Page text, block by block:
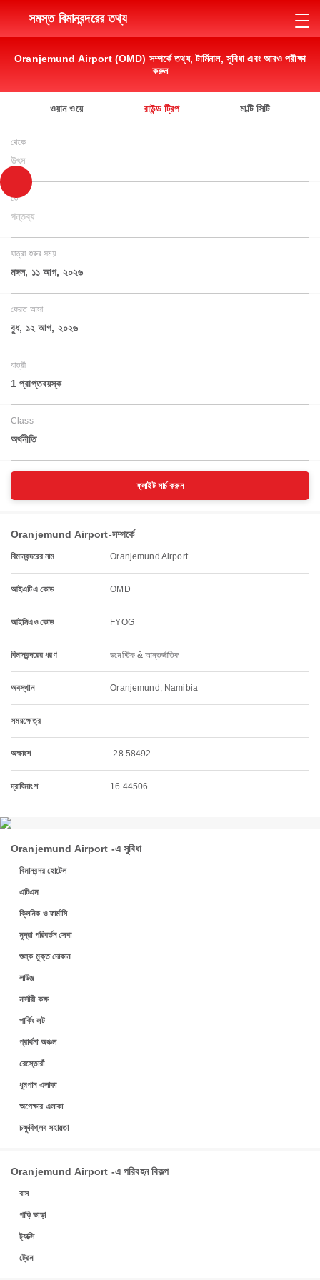
সমস্ত বিমানবন্দরের তথ্য
Oranjemund Airport (OMD) সম্পর্কে তথ্য, টার্মিনাল, সুবিধা এবং আরও পরীক্ষা
করুন
ওয়ান ওয়ে রাউন্ড ট্রিপ মাল্টি সিটি
থেকে
উৎস
তে
গন্তব্য
যাত্রা শুরুর সময়
মঙ্গল, ১১ আগ, ২০২৬
ফেরত আসা
বুধ, ১২ আগ, ২০২৬
যাত্রী
1 প্রাপ্তবয়স্ক
Class
অর্থনীতি
ফ্লাইট সার্চ করুন
Oranjemund Airport-সম্পর্কে
বিমানবন্দরের নাম Oranjemund Airport
আইএটিএ কোড OMD
আইসিএও কোড FYOG
বিমানবন্দরের ধরণ ডমেস্টিক & আন্তর্জাতিক
অবস্থান Oranjemund, Namibia
সময়ক্ষেত্র
অক্ষাংশ -28.58492
দ্রাঘিমাংশ 16.44506
Oranjemund Airport -এ সুবিধা
বিমানবন্দর হোটেল
এটিএম
ক্লিনিক ও ফার্মাসি
মুদ্রা পরিবর্তন সেবা
শুল্ক মুক্ত দোকান
লাউঞ্জ
নার্সারী কক্ষ
পার্কিং লট
প্রার্থনা অঞ্চল
রেস্তোরাঁ
ধূমপান এলাকা
অপেক্ষার এলাকা
চক্ষুবিপ্লব সহায়তা
Oranjemund Airport -এ পরিবহন বিকল্প
বাস
গাড়ি ভাড়া
ট্যাক্সি
ট্রেন